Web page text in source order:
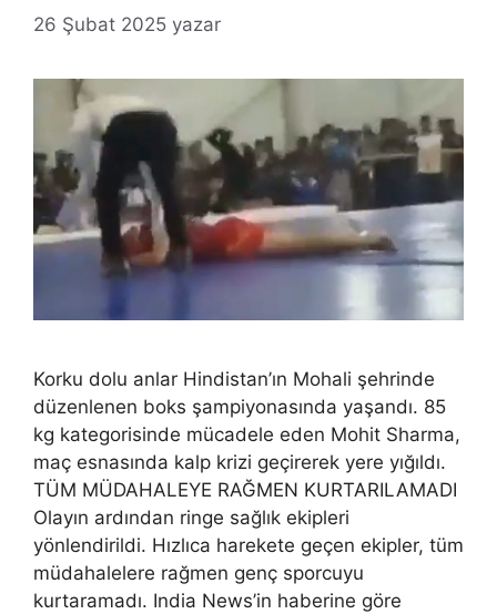
26 Şubat 2025 yazar
Korku dolu anlar Hindistan’ın Mohali şehrinde
düzenlenen boks şampiyonasında yaşandı. 85
kg kategorisinde mücadele eden Mohit Sharma,
maç esnasında kalp krizi geçirerek yere yığıldı.
TÜM MÜDAHALEYE RAĞMEN KURTARILAMADI
Olayın ardından ringe sağlık ekipleri
yönlendirildi. Hızlıca harekete geçen ekipler, tüm
müdahalelere rağmen genç sporcuyu
kurtaramadı. India News’in haberine göre